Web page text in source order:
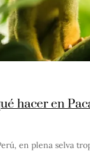
hacer en
en plena selva